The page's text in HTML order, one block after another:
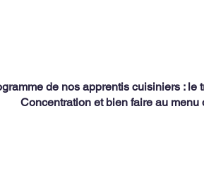
de nos apprentis cuisiniers : le
Concentration et bien faire au menu